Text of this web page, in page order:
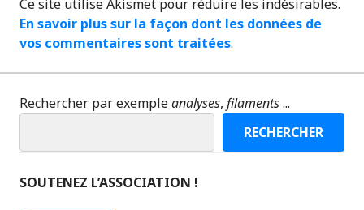
Ce site utilise Akismet pour réduire les indésirables.
En savoir plus sur la façon dont les données de
vos commentaires sont traitées.
Rechercher par exempleanalyses, filaments...
RECHERCHER
SOUTENEZ L’ASSOCIATION !